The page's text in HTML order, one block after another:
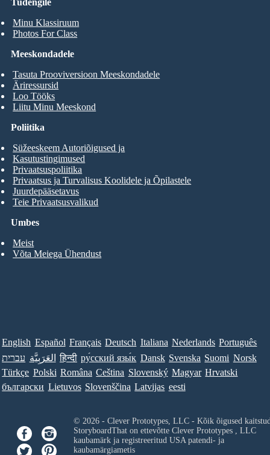
Tudengile
Minu Klassiruum
Photos For Class
Meeskondadele
Tasuta Prooviversioon Meeskondadele
Äriressursid
Loo Tööks
Liitu Minu Meeskond
Umbes
Meist
Võta Meiega Ühendust
Poliitika
Süžeeskeem Autoriõigused ja
Kasutustingimused
Privaatsuspoliitika
Privaatsus ja Turvalisus Koolidele ja Õpilastele
Juurdepääsetavus
Teie Privaatsusvalikud
English Español Français Deutsch Italiana Nederlands Português
עברית العَرَبِيَّة हिन्दी ру́сский язы́к Dansk Svenska Suomi Norsk
Türkçe Polski Româna Ceština Slovenský Magyar Hrvatski
български Lietuvos Slovenščina Latvijas eesti
© 2026 - Clever Prototypes, LLC - Kõik õigused
StoryboardThat on ettevõtte Clever Prototypes , LLC
kaubamärk ja registreeritud USA patendi- ja
kaubamärgiametis